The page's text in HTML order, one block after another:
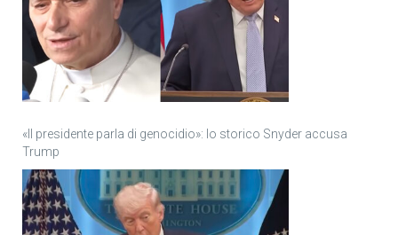
«Il presidente parla di genocidio»: lo storico Snyder accusa
Trump